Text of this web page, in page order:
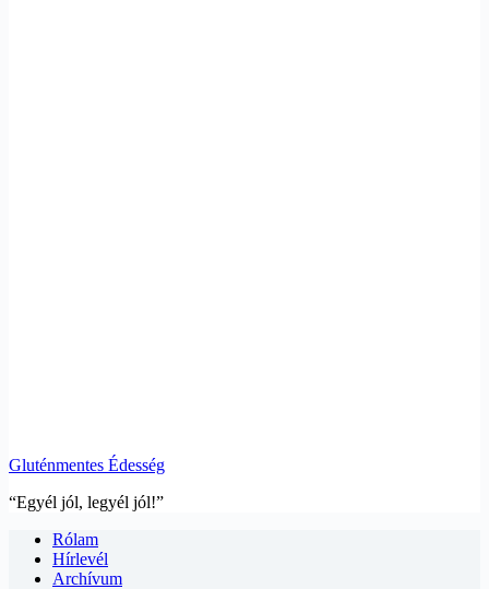
Gluténmentes Édesség
“Egyél jól, legyél jól!”
Rólam
Hírlevél
Archívum